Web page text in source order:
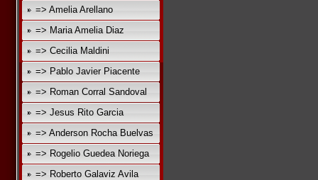
=> Amelia Arellano
=> Maria Amelia Diaz
=> Cecilia Maldini
=> Pablo Javier Piacente
=> Roman Corral Sandoval
=> Jesus Rito Garcia
=> Anderson Rocha Buelvas
=> Rogelio Guedea Noriega
=> Roberto Galaviz Avila